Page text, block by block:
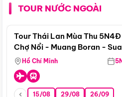
TOUR NƯỚC NGOÀI
Tour Thái Lan Mùa Thu
Chợ Nổi - Muang Boran -
Hồ Chí Minh
15/08 29/08 26/09